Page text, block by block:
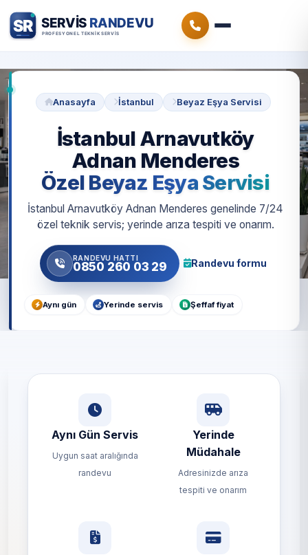
Anasayfa İstanbul Beyaz Eşya Servisi
İstanbul Arnavutköy
Adnan Menderes
Özel Beyaz Eşya Servisi
İstanbul Arnavutköy Adnan Menderes genelinde 7/24
özel teknik servis; yerinde arıza tespiti ve onarım.
RANDEVU HATTI
0850 260 03 29 Randevu formu
Aynı gün Yerinde servis Şeffaf fiyat
Aynı Gün Servis
Uygun saat aralığında
randevu
Yerinde
Müdahale
Adresinizde arıza
tespiti ve onarım